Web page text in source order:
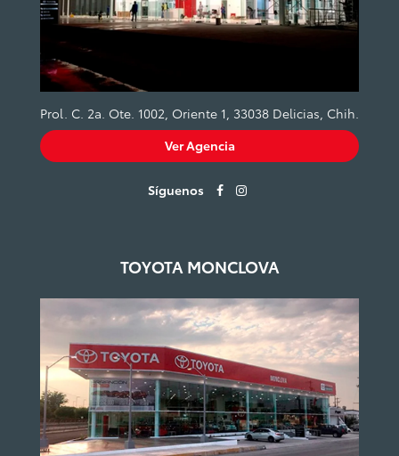
Prol. C. 2a. Ote. 1002, Oriente 1, 33038 Delicias, Chih.
Ver Agencia
Síguenos
TOYOTA MONCLOVA